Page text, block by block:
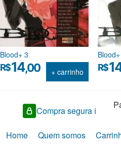
Blood+ 3
R$14,00 + carrinho R$
Compra segura ℹ️
Home Quem somos